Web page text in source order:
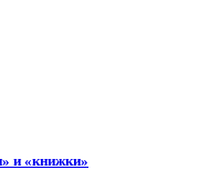
и «книжки»